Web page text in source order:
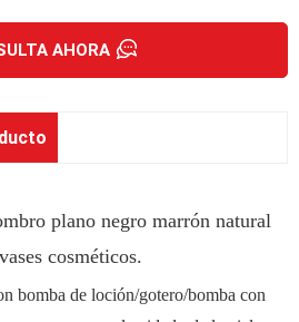
AHORA
plano negro marrón natural
cosméticos.
bomba de loción/gotero/bomba con